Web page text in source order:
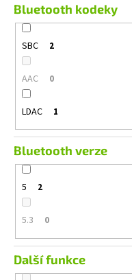
Bluetooth kodeky
SBC 2
AAC 0
LDAC 1
Bluetooth verze
5 2
5.3 0
Další funkce